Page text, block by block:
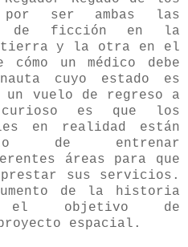
por ser ambas las
de ficción en la
y la otra en el
un médico debe
cuyo estado es
un vuelo de regreso a
es que los
en realidad están
de entrenar
áreas para que
sus servicios.
de la historia
el objetivo de
espacial.